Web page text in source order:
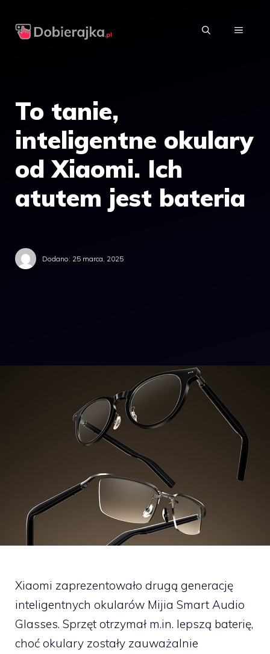
MENU
To tanie,
inteligentne okulary
od Xiaomi. Ich
atutem jest bateria
Dodano: 25 marca, 2025
Xiaomi zaprezentowało drugą generację
inteligentnych okularów Mijia Smart Audio
Glasses. Sprzęt otrzymał m.in. lepszą baterię,
choć okulary zostały zauważalnie